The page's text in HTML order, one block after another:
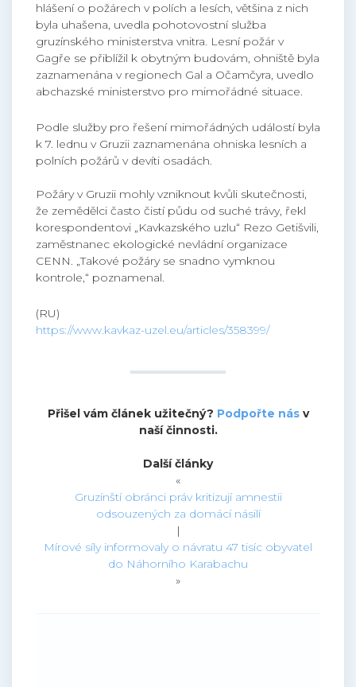
hlášení o požárech v polích a lesích, většina z nich
byla uhašena, uvedla pohotovostní služba
gruzínského ministerstva vnitra. Lesní požár v
Gagře se přiblížil k obytným budovám, ohniště byla
zaznamenána v regionech Gal a Očamčyra, uvedlo
abchazské ministerstvo pro mimořádné situace.
Podle služby pro řešení mimořádných událostí byla
k 7. lednu v Gruzii zaznamenána ohniska lesních a
polních požárů v devíti osadách.
Požáry v Gruzii mohly vzniknout kvůli skutečnosti,
že zemědělci často čistí půdu od suché trávy, řekl
korespondentovi „Kavkazského uzlu“ Rezo Getišvili,
zaměstnanec ekologické nevládní organizace
CENN. „Takové požáry se snadno vymknou
kontrole,“ poznamenal.
(RU)
https://www.kavkaz-uzel.eu/articles/358399/
Přišel vám článek užitečný? Podpořte násv
naší činnosti.
Další články
«
Gruzínští obránci práv kritizují amnestii
odsouzených za domácí násilí
|
Mírové síly informovaly o návratu 47 tisíc obyvatel
do Náhorního Karabachu
»